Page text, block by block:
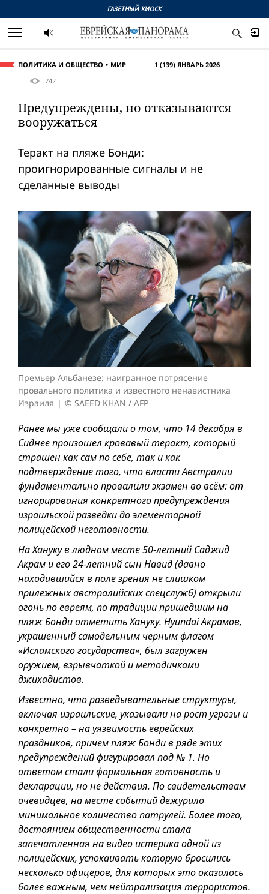
ПОЛИТИКА И ОБЩЕСТВО МИР
1 (139) ЯНВАРЬ 2026
742
Предупреждены, но отказываются
вооружаться
Теракт на пляже Бонди:
проигнорированные сигналы и не
сделанные выводы
Премьер Альбанезе: наигранное потрясение
провального политика и известного ненавистника
Израиля
© SAEED KHAN / AFP
Ранее мы уже сообщали о том, что 14 декабря в
Сиднее произошел кровавый теракт, который
страшен как сам по себе, так и как
подтверждение того, что власти Австралии
фундаментально провалили экзамен во всём: от
игнорирования конкретного предупреждения
израильской разведки до элементарной
полицейской неготовности.
На Хануку в людном месте 50-летний Саджид
Акрам и его 24-летний сын Навид (давно
находившийся в поле зрения не слишком
прилежных австралийских спецслужб) открыли
огонь по евреям, по традиции пришедшим на
пляж Бонди отметить Хануку. Hyundai Акрамов,
украшенный самодельным черным флагом
«Исламского государства», был загружен
оружием, взрывчаткой и методичками
джихадистов.
Известно, что разведывательные структуры,
включая израильские, указывали на рост угрозы и
конкретно – на уязвимость еврейских
праздников, причем пляж Бонди в ряде этих
предупреждений фигурировал под № 1. Но
ответом стали формальная готовность и
декларации, но не действия. По свидетельствам
очевидцев, на месте событий дежурило
минимальное количество патрулей. Более того,
достоянием общественности стала
запечатленная на видео истерика одной из
полицейских, успокаивать которую бросились
несколько офицеров, для которых это оказалось
более важным, чем нейтрализация террористов.
ГАЗЕТНЫЙ КИОСК